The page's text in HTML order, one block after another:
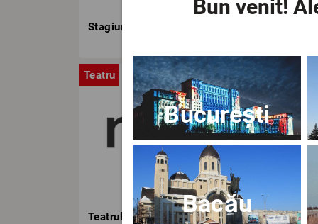
Stagiunea TNB
Teatru
Teatrul Nottara
Bun venit!
București
Bacău